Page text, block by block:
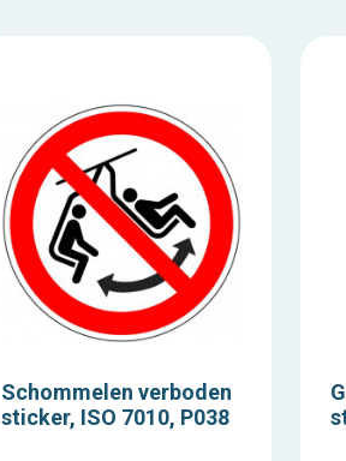
Schommelen verboden
sticker, ISO 7010, P038